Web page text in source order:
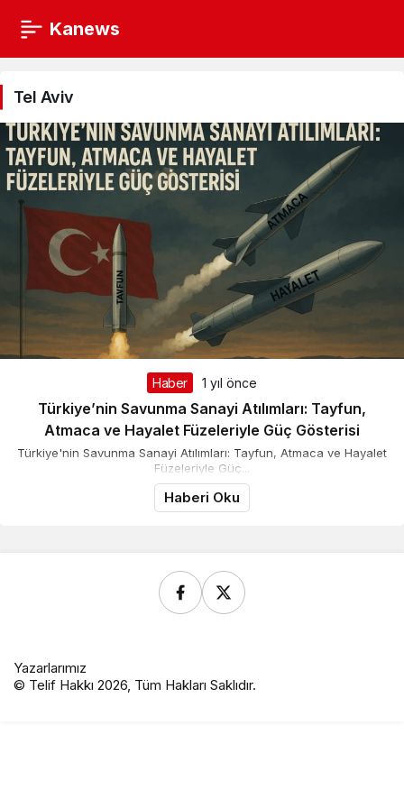
Kanews
Tel
Aviv
Haberleri
Tel Aviv
Haber 1 yıl önce
Türkiye’nin Savunma Sanayi Atılımları: Tayfun,
Atmaca ve Hayalet Füzeleriyle Güç Gösterisi
Türkiye'nin Savunma Sanayi Atılımları: Tayfun, Atmaca ve Hayalet
Füzeleriyle Güç...
Haberi Oku
Yazarlarımız
© Telif Hakkı 2026, Tüm Hakları Saklıdır.